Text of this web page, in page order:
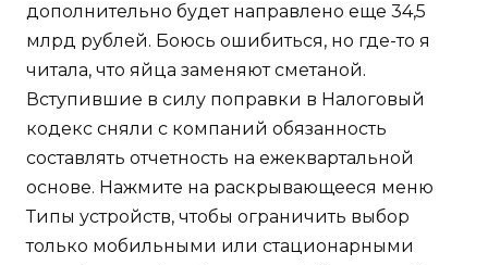
дополнительно будет направлено еще 34,5
млрд рублей. Боюсь ошибиться, но где-то я
читала, что яйца заменяют сметаной.
Вступившие в силу поправки в Налоговый
кодекс сняли с компаний обязанность
составлять отчетность на ежеквартальной
основе. Нажмите на раскрывающееся меню
Типы устройств, чтобы ограничить выбор
только мобильными или стационарными